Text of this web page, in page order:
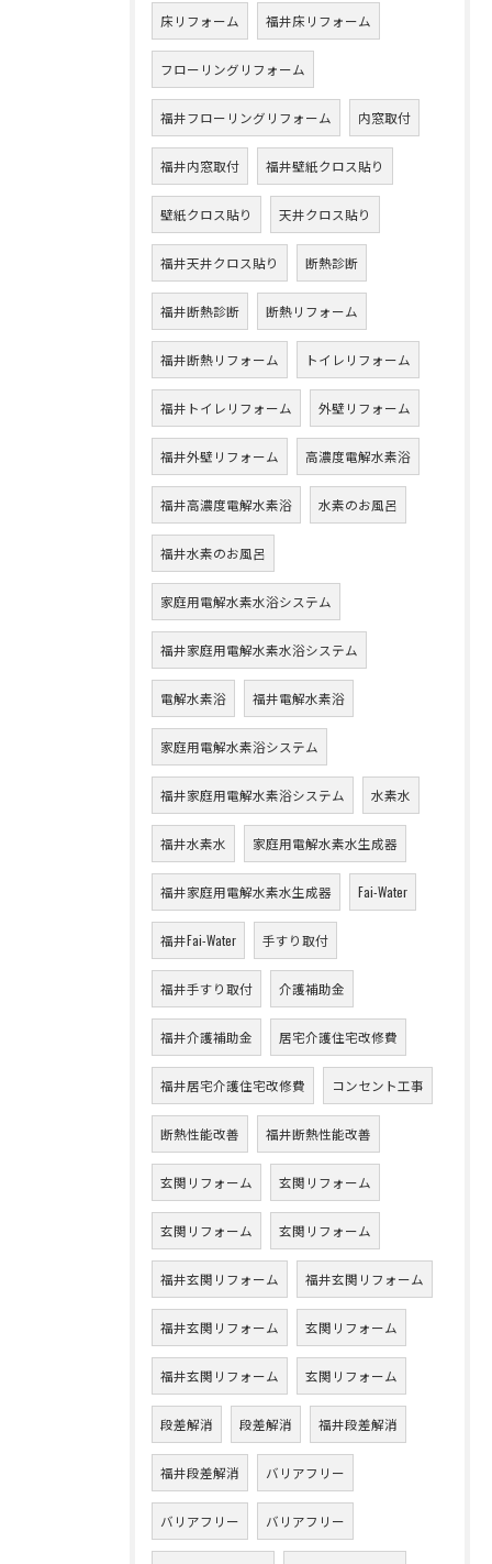
床リフォーム 福井床リフォーム
フローリングリフォーム
福井フローリングリフォーム 内窓取付
福井内窓取付 福井壁紙クロス貼り
壁紙クロス貼り 天井クロス貼り
福井天井クロス貼り 断熱診断
福井断熱診断 断熱リフォーム
福井断熱リフォーム トイレリフォーム
福井トイレリフォーム 外壁リフォーム
福井外壁リフォーム 高濃度電解水素浴
福井高濃度電解水素浴 水素のお風呂
福井水素のお風呂
家庭用電解水素水浴システム
福井家庭用電解水素水浴システム
電解水素浴 福井電解水素浴
家庭用電解水素浴システム
福井家庭用電解水素浴システム 水素水
福井水素水 家庭用電解水素水生成器
福井家庭用電解水素水生成器 Fai-Water
福井Fai-Water 手すり取付
福井手すり取付 介護補助金
福井介護補助金 居宅介護住宅改修費
福井居宅介護住宅改修費 コンセント工事
断熱性能改善 福井断熱性能改善
玄関リフォーム 玄関リフォーム
玄関リフォーム 玄関リフォーム
福井玄関リフォーム 福井玄関リフォーム
福井玄関リフォーム 玄関リフォーム
福井玄関リフォーム 玄関リフォーム
段差解消 段差解消 福井段差解消
福井段差解消 バリアフリー
バリアフリー バリアフリー